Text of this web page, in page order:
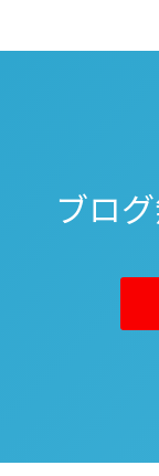
ブロ